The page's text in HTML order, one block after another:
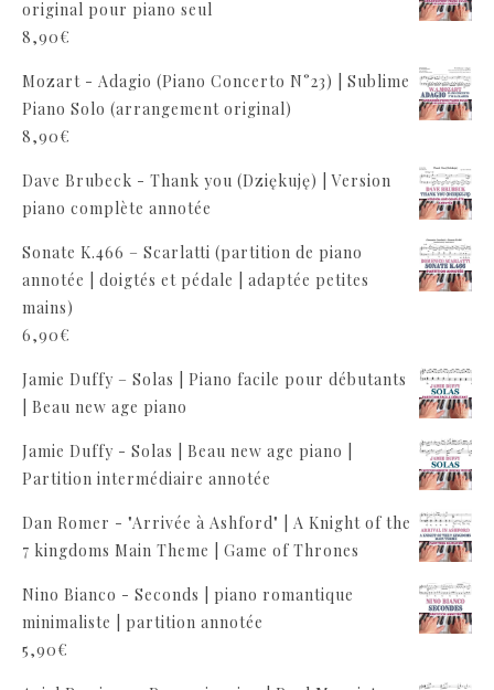
original pour piano seul
8,90€
Mozart - Adagio (Piano Concerto N°23) | Sublime
Piano Solo (arrangement original)
8,90€
Dave Brubeck - Thank you (Dziękuję) | Version
piano complète annotée
Sonate K.466 – Scarlatti (partition de piano
annotée | doigtés et pédale | adaptée petites
mains)
6,90€
Jamie Duffy – Solas | Piano facile pour débutants
| Beau new age piano
Jamie Duffy - Solas | Beau new age piano |
Partition intermédiaire annotée
Dan Romer - "Arrivée à Ashford" | A Knight of the
7 kingdoms Main Theme | Game of Thrones
Nino Bianco - Seconds | piano romantique
minimaliste | partition annotée
5,90€